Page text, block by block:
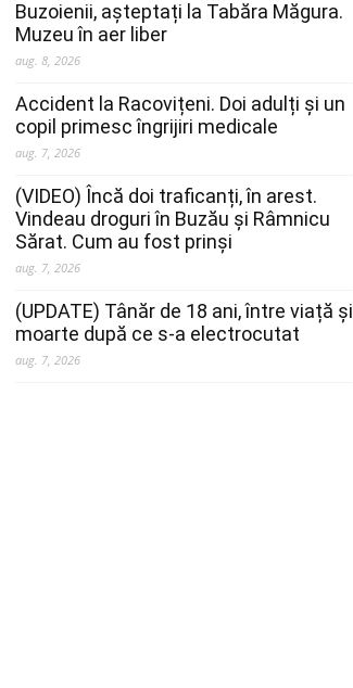
Buzoienii, așteptați la Tabăra Măgura.
Muzeu în aer liber
aug. 8, 2026
Accident la Racovițeni. Doi adulți și un
copil primesc îngrijiri medicale
aug. 7, 2026
(VIDEO) Încă doi traficanți, în arest.
Vindeau droguri în Buzău și Râmnicu
Sărat. Cum au fost prinși
aug. 7, 2026
(UPDATE) Tânăr de 18 ani, între viață și
moarte după ce s-a electrocutat
aug. 7, 2026